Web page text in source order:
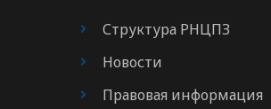
Структура РНЦПЗ
Новости
Правовая информация